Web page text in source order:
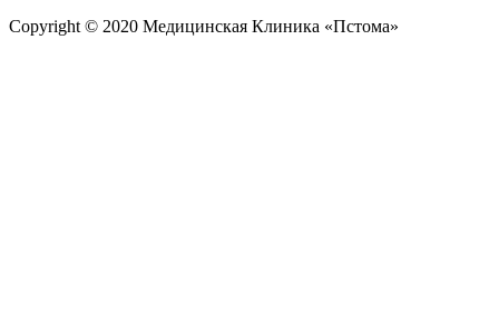
Copyright © 2020 Медицинская Клиника «Пстома»